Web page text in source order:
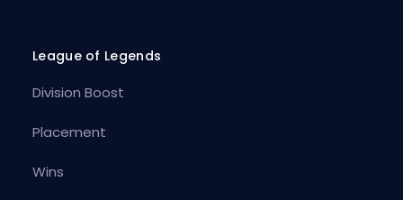
League of Legends
Division Boost
Placement
Wins